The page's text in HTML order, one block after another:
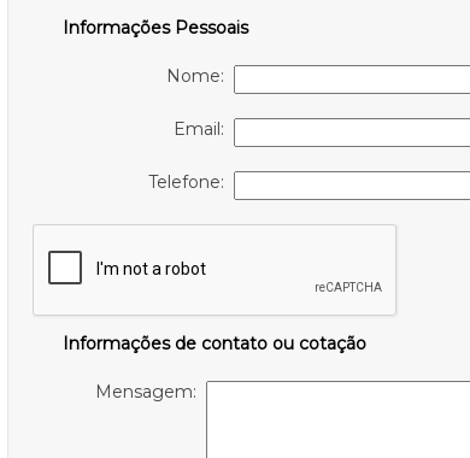
Informações Pessoais
Nome:
Email:
Telefone:
Informações de contato ou cotação
Mensagem: